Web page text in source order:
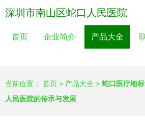
深圳市南山区蛇口人民医院
首页 企业简介 产品大全
当前位置： 首页 > 产品大全 > 蛇口医疗地
人民医院的传承与发展